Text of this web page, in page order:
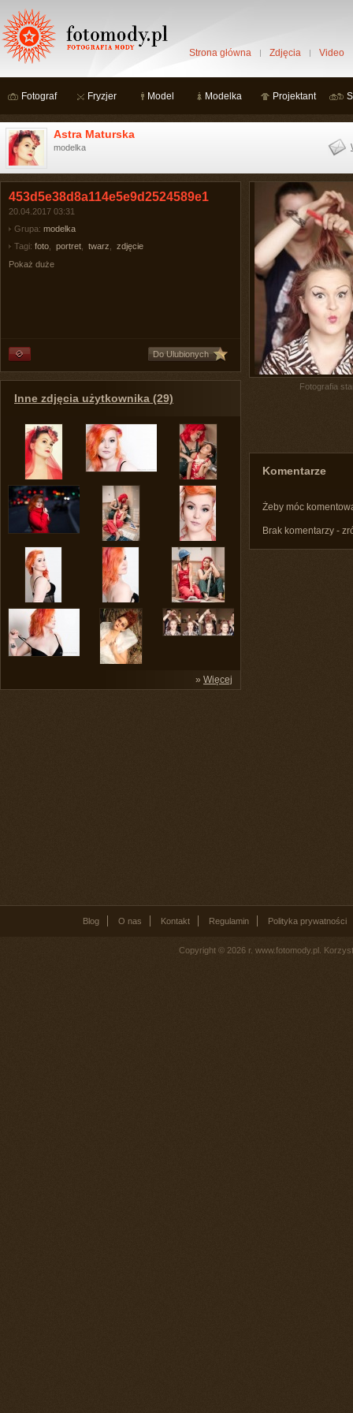
Strona główna Zdjęcia Video
Fotograf Fryzjer Model Modelka Projektant
Astra Maturska
modelka
453d5e38d8a114e5e9d2524589e1
20.04.2017 03:31
Grupa: modelka
Tagi: foto portret twarz
zdjęcie
Pokaż duże
Do Ulubionych
Inne zdjęcia użytkownika (29)
» Więcej
Fotografia
Komentarze
Żeby móc
Brak komentarzy -
Blog O nas Kontakt Regulamin Polityka prywatności
Copyright © 2026 r. www.fotomody.pl.